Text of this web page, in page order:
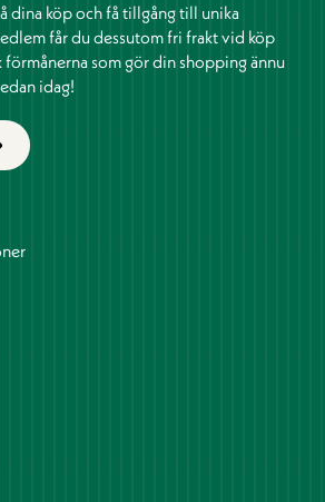
dina köp och få tillgång till unika
får du dessutom fri frakt vid köp
som gör din shopping ännu
idag!